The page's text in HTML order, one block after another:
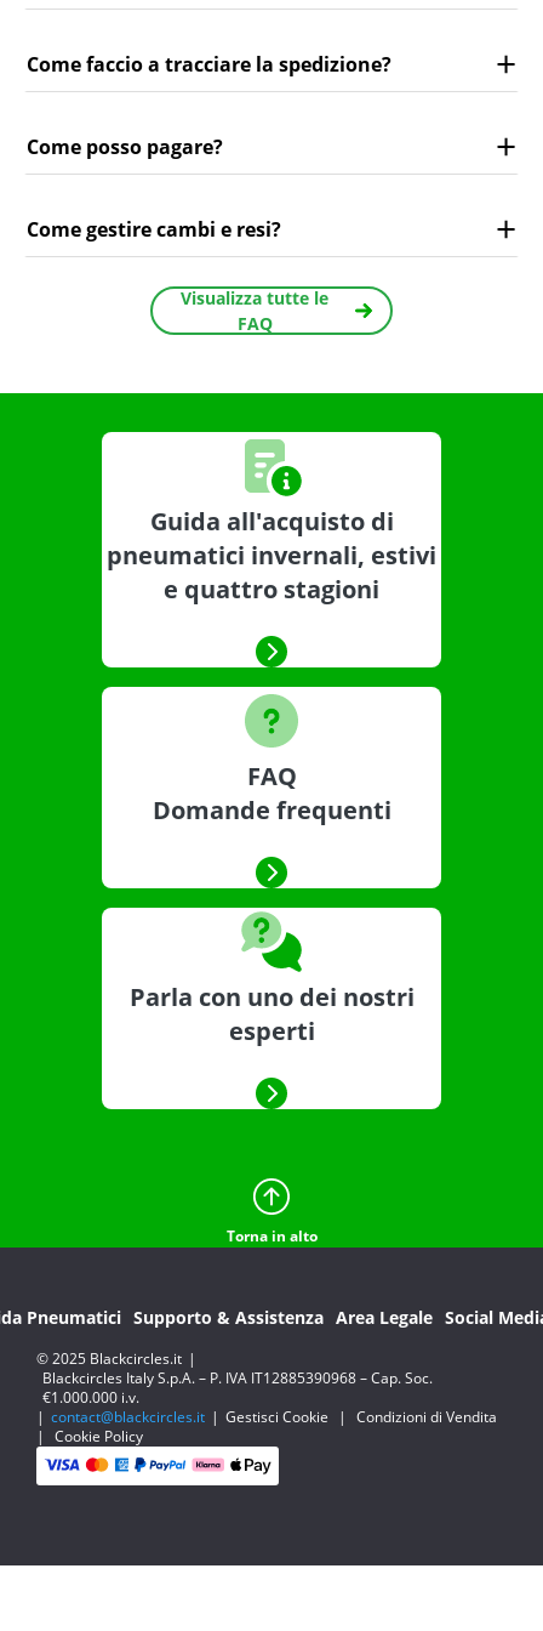
Come faccio a tracciare la spedizione?
Come posso pagare?
Come gestire cambi e resi?
Visualizza tutte le
FAQ
Guida all'acquisto di
pneumatici invernali, estivi
e quattro stagioni
FAQ
Domande frequenti
Parla con uno dei nostri
esperti
Torna in alto
Pneumatici Supporto & Assistenza Area Legale Social
© 2025 Blackcircles.it |
Blackcircles Italy S.p.A. – P. IVA IT12885390968 – Cap. Soc.
€1.000.000 i.v.
| contact@blackcircles.it | Gestisci Cookie |
Condizioni di Vendita
|
Cookie Policy